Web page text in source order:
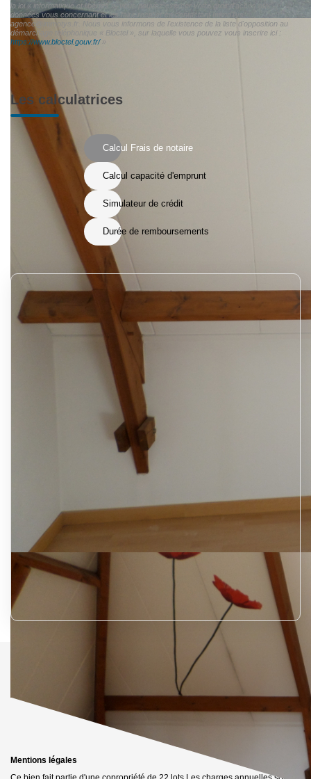
la loi « informatique et libertés », vous pouvez exercer votre droit d'accès aux
données vous concernant et les faire rectifier en contactant ImmoTys
agence@immotys.fr. Nous vous informons de l'existence de la liste d'opposition au
démarchage téléphonique « Bloctel », sur laquelle vous pouvez vous inscrire ici :
https://www.bloctel.gouv.fr/»
Les calculatrices
Calcul Frais de notaire
Calcul capacité d'emprunt
Simulateur de crédit
Durée de remboursements
Mentions légales